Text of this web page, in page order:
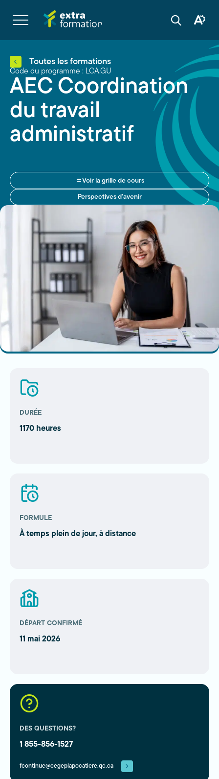
Ouvrir
la
Ouvrir
Ouvrir
Toutes les formations
Code du programme : LCA.GU
AEC Coordination
du travail
administratif
Voir la grille de cours
Perspectives d’avenir
DURÉE
1170 heures
FORMULE
À temps plein de jour, à distance
DÉPART CONFIRMÉ
11 mai 2026
DES QUESTIONS?
1 855-856-1527
fcontinue@cegeplapocatiere.qc.ca